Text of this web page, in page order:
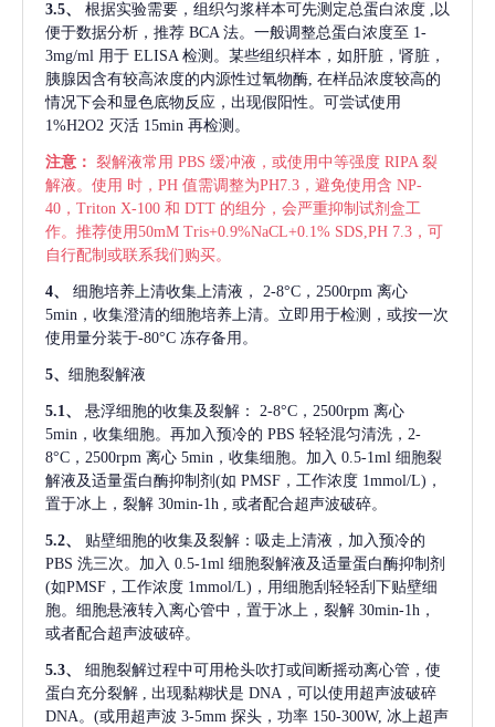
3.5、 根据实验需要，组织匀浆样本可先测定总蛋白浓度 ,以
便于数据分析，推荐 BCA 法。一般调整总蛋白浓度至 1-
3mg/ml 用于 ELISA 检测。某些组织样本，如肝脏，肾脏，
胰腺因含有较高浓度的内源性过氧物酶, 在样品浓度较高的
情况下会和显色底物反应，出现假阳性。可尝试使用
1%H2O2 灭活 15min 再检测。
注意： 裂解液常用 PBS 缓冲液，或使用中等强度 RIPA 裂
解液。使用 时，PH 值需调整为PH7.3，避免使用含 NP-
40，Triton X-100 和 DTT 的组分，会严重抑制试剂盒工
作。推荐使用50mM Tris+0.9%NaCL+0.1% SDS,PH 7.3，可
自行配制或联系我们购买。
4、 细胞培养上清收集上清液，
2-8°C，2500rpm 离心
5min，收集澄清的细胞培养上清。立即用于检测，或按一次
使用量分装于-80°C 冻存备用。
5、 细胞裂解液
5.1、 悬浮细胞的收集及裂解：
2-8°C，2500rpm 离心
5min，收集细胞。再加入预冷的 PBS 轻轻混匀清洗，2-
8°C，2500rpm 离心 5min，收集细胞。加入 0.5-1ml 细胞裂
解液及适量蛋白酶抑制剂(如 PMSF，工作浓度 1mmol/L)，
置于冰上，裂解 30min-1h , 或者配合超声波破碎。
5.2、
贴壁细胞的收集及裂解：吸走上清液，加入预冷的
PBS 洗三次。加入 0.5-1ml 细胞裂解液及适量蛋白酶抑制剂
(如PMSF，工作浓度 1mmol/L)，用细胞刮轻轻刮下贴壁细
胞。细胞悬液转入离心管中，置于冰上，裂解 30min-1h，
或者配合超声波破碎。
5.3、
细胞裂解过程中可用枪头吹打或间断摇动离心管，使
蛋白充分裂解 , 出现黏糊状是 DNA，可以使用超声波破碎
DNA。(或用超声波 3-5mm 探头，功率 150-300W, 冰上超声